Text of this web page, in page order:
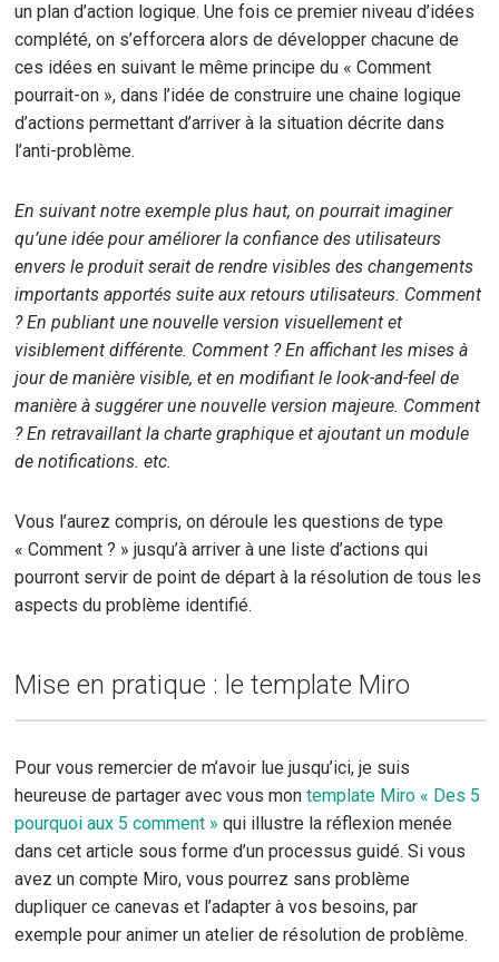
un plan d’action logique. Une fois ce premier niveau d’idées
complété, on s’efforcera alors de développer chacune de
ces idées en suivant le même principe du « Comment
pourrait-on », dans l’idée de construire une chaine logique
d’actions permettant d’arriver à la situation décrite dans
l’anti-problème.
En suivant notre exemple plus haut, on pourrait imaginer
qu’une idée pour améliorer la confiance des utilisateurs
envers le produit serait de rendre visibles des changements
importants apportés suite aux retours utilisateurs. Comment
? En publiant une nouvelle version visuellement et
visiblement différente. Comment ? En affichant les mises à
jour de manière visible, et en modifiant le look-and-feel de
manière à suggérer une nouvelle version majeure. Comment
? En retravaillant la charte graphique et ajoutant un module
de notifications. etc.
Vous l’aurez compris, on déroule les questions de type
« Comment ? » jusqu’à arriver à une liste d’actions qui
pourront servir de point de départ à la résolution de tous les
aspects du problème identifié.
Mise en pratique : le template Miro
Pour vous remercier de m’avoir lue jusqu’ici, je suis
heureuse de partager avec vous montemplate Miro « Des 5
pourquoi aux 5 comment » qui illustre la réflexion menée
dans cet article sous forme d’un processus guidé. Si vous
avez un compte Miro, vous pourrez sans problème
dupliquer ce canevas et l’adapter à vos besoins, par
exemple pour animer un atelier de résolution de problème.